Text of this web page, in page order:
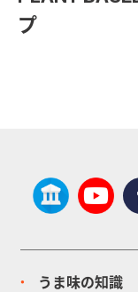
プ
うま味の知識